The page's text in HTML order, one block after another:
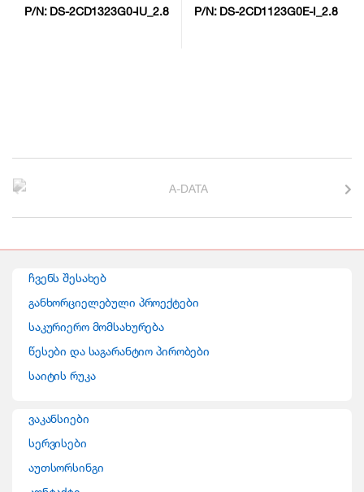
P/N: DS-2CD1323G0-IU_2.8
P/N: DS-2CD1123G0E-I_2.8
ჩვენს შესახებ
განხორციელებული პროექტები
საკურიერო მომსახურება
წესები და საგარანტიო პირობები
საიტის რუკა
ვაკანსიები
სერვისები
აუთსორსინგი